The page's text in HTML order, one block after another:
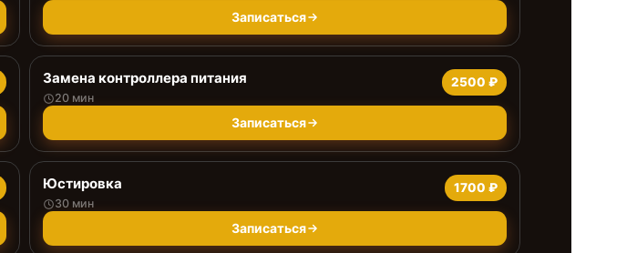
Записаться
Замена контроллера питания
20 мин
2500 ₽
Записаться
Юстировка
30 мин
1700 ₽
Записаться